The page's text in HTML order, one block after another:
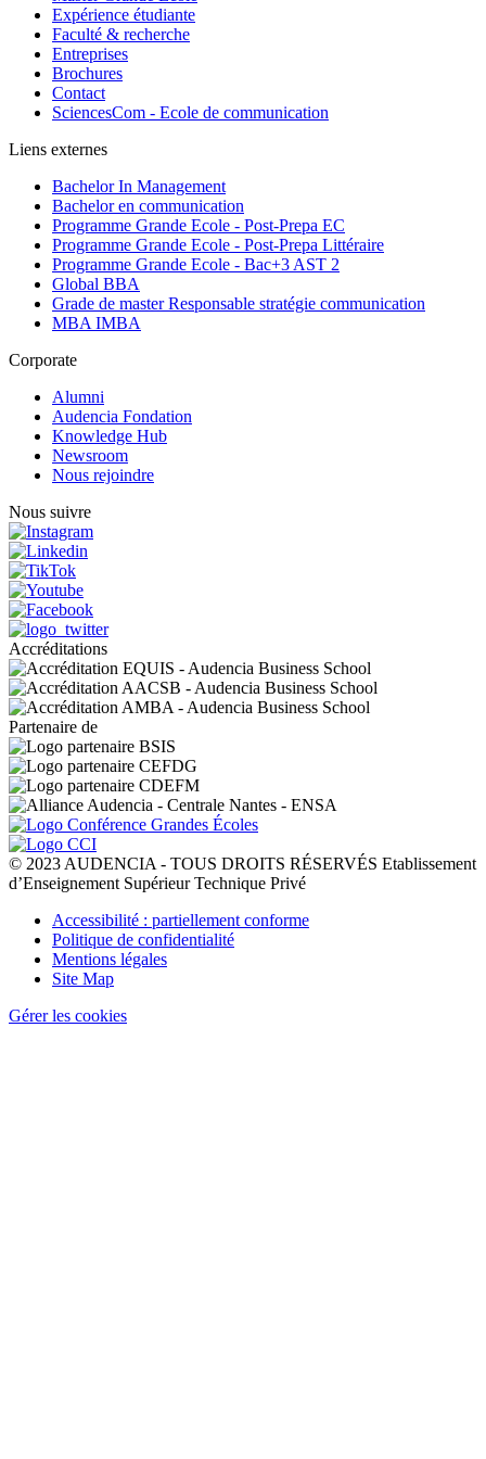
Expérience étudiante
Faculté & recherche
Entreprises
Brochures
Contact
SciencesCom - Ecole de communication
Liens externes
Bachelor In Management
Bachelor en communication
Programme Grande Ecole - Post-Prepa EC
Programme Grande Ecole - Post-Prepa Littéraire
Programme Grande Ecole - Bac+3 AST 2
Global BBA
Grade de master Responsable stratégie communication
MBA IMBA
Corporate
Alumni
Audencia Fondation
Knowledge Hub
Newsroom
Nous rejoindre
Nous suivre
Accréditations
Partenaire de
© 2023 AUDENCIA - TOUS DROITS RÉSERVÉS Etablissement
d’Enseignement Supérieur Technique Privé
Pied
page
Accessibilité : partiellement conforme
Politique de confidentialité
Mentions légales
Site Map
Gérer les cookies